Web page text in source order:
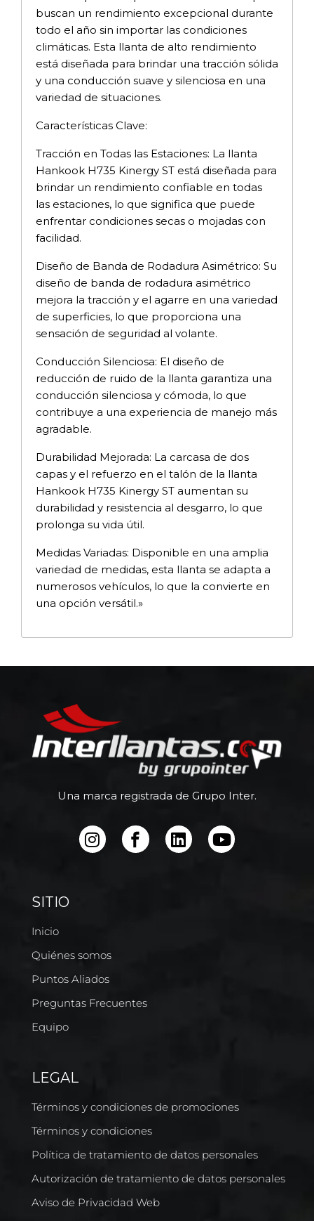
buscan un rendimiento excepcional durante
todo el año sin importar las condiciones
climáticas. Esta llanta de alto rendimiento
está diseñada para brindar una tracción sólida
y una conducción suave y silenciosa en una
variedad de situaciones.
Características Clave:
Tracción en Todas las Estaciones: La llanta
Hankook H735 Kinergy ST está diseñada para
brindar un rendimiento confiable en todas
las estaciones, lo que significa que puede
enfrentar condiciones secas o mojadas con
facilidad.
Diseño de Banda de Rodadura Asimétrico: Su
diseño de banda de rodadura asimétrico
mejora la tracción y el agarre en una variedad
de superficies, lo que proporciona una
sensación de seguridad al volante.
Conducción Silenciosa: El diseño de
reducción de ruido de la llanta garantiza una
conducción silenciosa y cómoda, lo que
contribuye a una experiencia de manejo más
agradable.
Durabilidad Mejorada: La carcasa de dos
capas y el refuerzo en el talón de la llanta
Hankook H735 Kinergy ST aumentan su
durabilidad y resistencia al desgarro, lo que
prolonga su vida útil.
Medidas Variadas: Disponible en una amplia
variedad de medidas, esta llanta se adapta a
numerosos vehículos, lo que la convierte en
una opción versátil.»
Una marca registrada de Grupo Inter.
SITIO
Inicio
Quiénes somos
Puntos Aliados
Preguntas Frecuentes
Equipo
LEGAL
Términos y condiciones de promociones
Términos y condiciones
Política de tratamiento de datos personales
Autorización de tratamiento de datos personales
Aviso de Privacidad Web